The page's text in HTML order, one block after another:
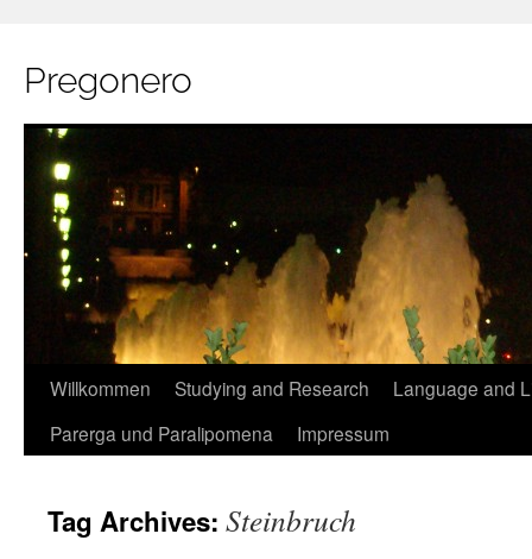
Pregonero
Skip
Willkommen Studying and Research
Language and
Parerga und Paralipomena
Impressum
Tag Archives: Steinbruch